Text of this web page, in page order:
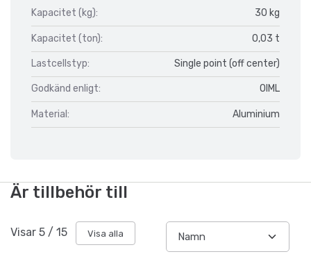
Kapacitet (kg): 30 kg
Kapacitet (ton): 0,03 t
Lastcellstyp: Single point (off center)
Godkänd enligt: OIML
Material: Aluminium
Är tillbehör till
Visar 5 / 15 Visa alla